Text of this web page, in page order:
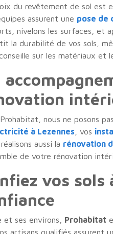
du revêtement de sol est
assurent une pose de
nivelons les surfaces, et
la durabilité de vos sols,
sur les matériaux et
nous ne posons
à Lezennes , vos
aussi la rénovation
de votre rénovation
vos sols
et ses environs, Prohabitat
artisans qualifiés assurent